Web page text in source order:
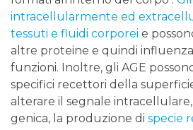
intracellularmente ed
tessuti e fluidi corporei e
altre proteine ​​e quindi
funzioni. Inoltre, gli AGE
specifici recettori della
alterare il segnale intracellulare,
genica, la produzione di specie